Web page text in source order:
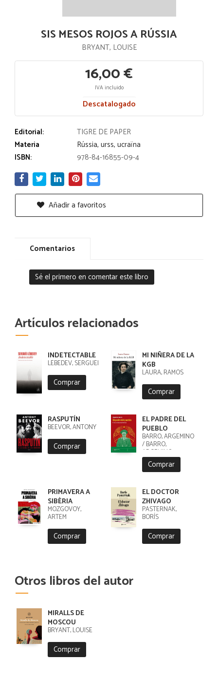
SIS MESOS ROJOS A RÚSSIA
BRYANT, LOUISE
16,00 €
IVA incluido
Descatalogado
Editorial:
TIGRE DE PAPER
Materia
Rússia, urss, ucraïna
ISBN:
978-84-16855-09-4
Añadir a favoritos
Comentarios
Sé el primero en comentar este libro
Artículos relacionados
INDETECTABLE
LÉBEDEV, SERGUÉI
Comprar
MI NIÑERA DE LA
KGB
LAURA, RAMOS
Comprar
RASPUTÍN
BEEVOR, ANTONY
Comprar
EL PADRE DEL
PUEBLO
BARRO, ARGEMINO
/ BARRO,
ARGEMINO
Comprar
PRIMAVERA A
SIBÈRIA
MOZGOVOY,
ARTEM
Comprar
EL DOCTOR
ZHIVAGO
PASTERNAK,
BORÍS
Comprar
Otros libros del autor
MIRALLS DE
MOSCOU
BRYANT, LOUISE
Comprar